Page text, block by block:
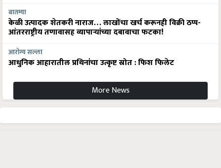
बातम्या
केळी उत्पादक शेतकरी नाराज… लाखोंचा खर्च करूनही विक्री ठप्प-
आंतरराष्ट्रीय तणावासह व्यापाऱ्यांच्या दबावाचा फटका!
आरोग्य सल्ला
आधुनिक आहारातील प्रथिनांचा उत्कृष्ट स्रोत : फिश फिलेट
More News